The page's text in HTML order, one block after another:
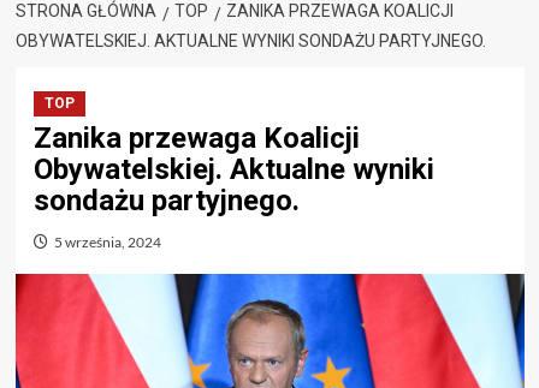
STRONA GŁÓWNA TOP
ZANIKA PRZEWAGA KOALICJI
OBYWATELSKIEJ. AKTUALNE WYNIKI SONDAŻU PARTYJNEGO.
TOP
Zanika przewaga Koalicji
Obywatelskiej. Aktualne wyniki
sondażu partyjnego.
5 września, 2024